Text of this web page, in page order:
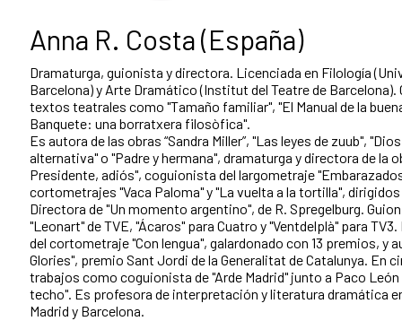
Anna R. Costa (España)
Dramaturga, guionista y directora. Licenciada en Filología
Barcelona) y Arte Dramático (Institut del Teatre de
textos teatrales como "Tamaño familiar", "El Manual de la
Banquete: una borratxera filosòfica".
Es autora de las obras “Sandra Miller”, "Las leyes de zuub",
alternativa" o "Padre y hermana", dramaturga y directora de la
Presidente, adiós", coguionista del largometraje
cortometrajes "Vaca Paloma" y "La vuelta a la tortilla",
Directora de "Un momento argentino", de R. Spregelburg.
"Leonart" de TVE, "Ácaros" para Cuatro y "Ventdelplà" para
del cortometraje "Con lengua", galardonado con 13 premios, y
Glories", premio Sant Jordi de la Generalitat de Catalunya. En
trabajos como coguionista de "Arde Madrid" junto a Paco
techo". Es profesora de interpretación y literatura dramática
Madrid y Barcelona.